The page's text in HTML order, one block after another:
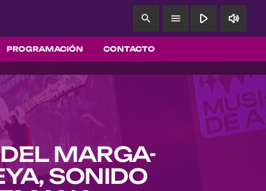
PROGRAMACIÓN CONTACTO
search menu play_arrow volume_up
MARGA-
SONIDO